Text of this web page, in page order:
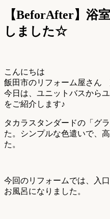
【BeforAfter】浴
しました☆
こんにちは
飯田市のリフォーム屋さん
今日は、ユニットバスから
をご紹介します♪
タカラスタンダードの「グ
た。シンプルな色遣いで、
た。
今回のリフォームでは、入
お風呂になりました。